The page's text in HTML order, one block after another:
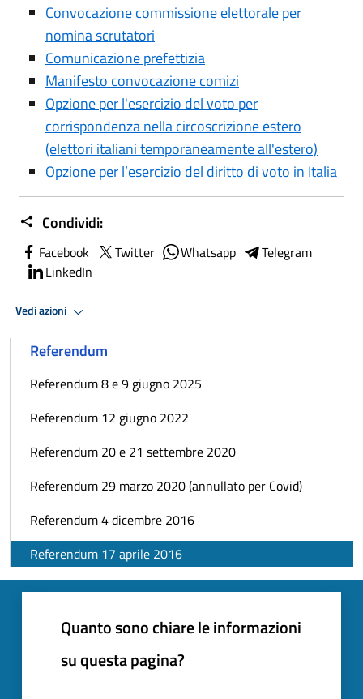
Convocazione commissione elettorale per
nomina scrutatori
Comunicazione prefettizia
Manifesto convocazione comizi
Opzione per l'esercizio del voto per
corrispondenza nella circoscrizione estero
(elettori italiani temporaneamente all'estero)
Opzione per l’esercizio del diritto di voto in Italia
Condividi:
Facebook Twitter Whatsapp
Telegram
LinkedIn
Vedi azioni
Referendum
Referendum 8 e 9 giugno 2025
Referendum 12 giugno 2022
Referendum 20 e 21 settembre 2020
Referendum 29 marzo 2020 (annullato per Covid)
Referendum 4 dicembre 2016
Referendum 17 aprile 2016
Quanto sono chiare le informazioni
su questa pagina?